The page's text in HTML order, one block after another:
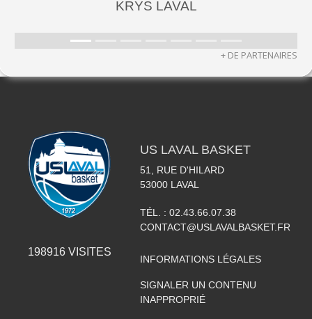
KRYS LAVAL
+ DE PARTENAIRES
198916 VISITES
US LAVAL BASKET
51, RUE D'HILARD
53000 LAVAL
TÉL. : 02.43.66.07.38
CONTACT@USLAVALBASKET.FR
INFORMATIONS LÉGALES
SIGNALER UN CONTENU
INAPPROPRIÉ